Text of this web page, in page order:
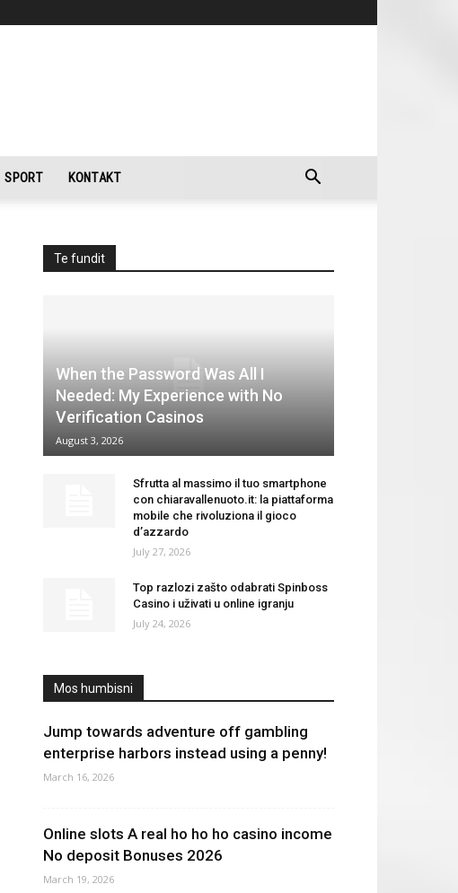
SPORT KONTAKT
Te fundit
When the Password Was All I
Needed: My Experience with No
Verification Casinos
August 3, 2026
Sfrutta al massimo il tuo smartphone
con chiaravallenuoto.it: la piattaforma
mobile che rivoluziona il gioco
d’azzardo
July 27, 2026
Top razlozi zašto odabrati Spinboss
Casino i uživati u online igranju
July 24, 2026
Mos humbisni
Jump towards adventure off gambling
enterprise harbors instead using a penny!
March 16, 2026
Online slots A real ho ho ho casino income
No deposit Bonuses 2026
March 19, 2026